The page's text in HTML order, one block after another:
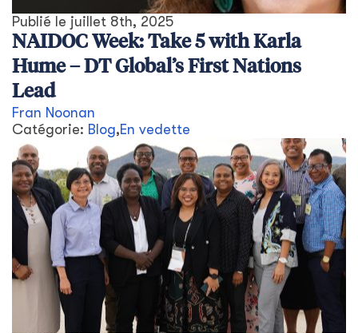
Publié le juillet 8th, 2025
NAIDOC Week: Take 5 with Karla
Hume – DT Global’s First Nations
Lead
Fran Noonan
Catégorie: Blog,En vedette